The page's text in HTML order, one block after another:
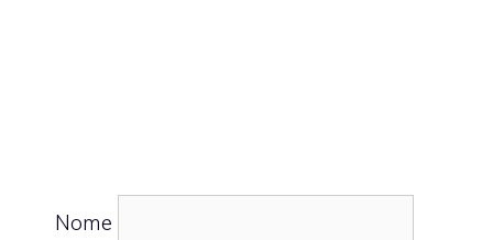
Nome